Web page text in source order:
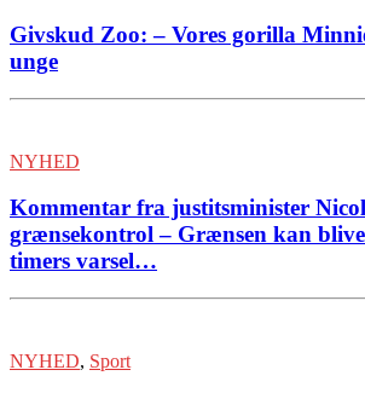
Givskud Zoo: – Vores gorilla
unge
NYHED
Kommentar fra justitsminister
grænsekontrol – Grænsen kan
timers varsel…
NYHED, Sport